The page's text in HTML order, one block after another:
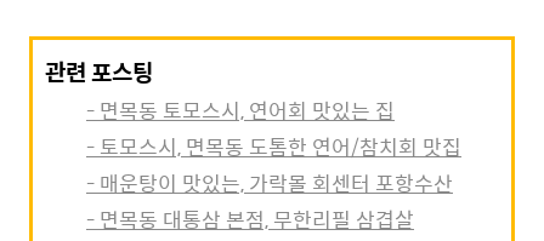
관련 포스팅
- 면목동 토모스시, 연어회 맛있는 집
- 토모스시, 면목동 도톰한 연어/참치회 맛집
- 매운탕이 맛있는, 가락몰 회센터 포항수산
- 면목동 대통삼 본점, 무한리필 삼겹살